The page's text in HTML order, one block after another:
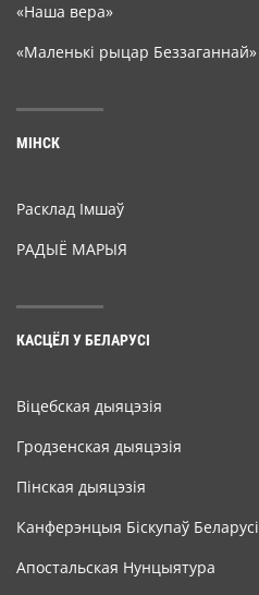
«Наша вера»
«Маленькі рыцар Беззаганнай»
МІНСК
Расклад Імшаў
РАДЫЁ МАРЫЯ
КАСЦЁЛ У БЕЛАРУСІ
Віцебская дыяцэзія
Гродзенская дыяцэзія
Пінская дыяцэзія
Канферэнцыя Біскупаў Беларусі
Апостальская Нунцыятура